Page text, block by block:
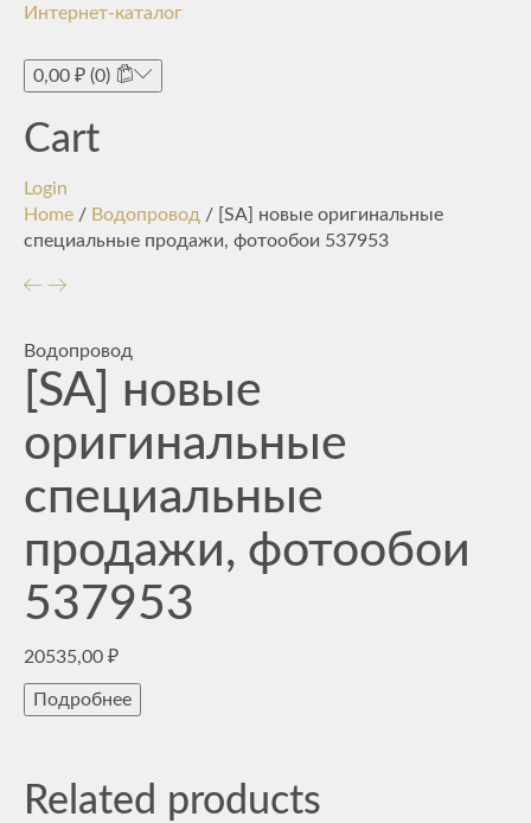
Интернет-каталог
0,00 ₽ (0)
Cart
Login
Home / Водопровод / [SA] новые оригинальные
специальные продажи, фотообои 537953
Водопровод
[SA] новые
оригинальные
специальные
продажи, фотообои
537953
20535,00 ₽
Подробнее
Related products